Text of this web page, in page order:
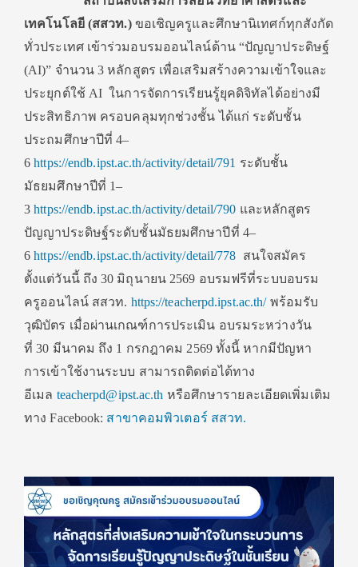
เทคโนโลยี(สสวท.)ขอเชิญครูและศึกษานิเทศก์ทุกสังกัด
ทั่วประเทศ เข้าร่วมอบรมออนไลน์ด้าน “ปัญญาประดิษฐ์
(AI)” จำนวน 3 หลักสูตร เพื่อเสริมสร้างความเข้าใจและ
ประยุกต์ใช้ AI ในการจัดการเรียนรู้ยุคดิจิทัลได้อย่างมี
ประสิทธิภาพ ครอบคลุมทุกช่วงชั้น ได้แก่ ระดับชั้น
ประถมศึกษาปีที่ 4–
6https://endb.ipst.ac.th/activity/detail/791 ระดับชั้น
มัธยมศึกษาปีที่ 1–
3https://endb.ipst.ac.th/activity/detail/790 และหลักสูตร
ปัญญาประดิษฐ์ระดับชั้นมัธยมศึกษาปีที่ 4–
6https://endb.ipst.ac.th/activity/detail/778 สนใจสมัคร
ตั้งแต่วันนี้ ถึง 30 มิถุนายน 2569 อบรมฟรีที่ระบบอบรม
ครูออนไลน์ สสวท. https://teacherpd.ipst.ac.th/พร้อมรับ
วุฒิบัตร เมื่อผ่านเกณฑ์การประเมิน อบรมระหว่างวัน
ที่ 30 มีนาคม ถึง 1 กรกฎาคม 2569 ทั้งนี้ หากมีปัญหา
การเข้าใช้งานระบบ สามารถติดต่อได้ทาง
อีเมล teacherpd@ipst.ac.th หรือศึกษารายละเอียดเพิ่มเติม
ทาง Facebook: สาขาคอมพิวเตอร์ สสวท.